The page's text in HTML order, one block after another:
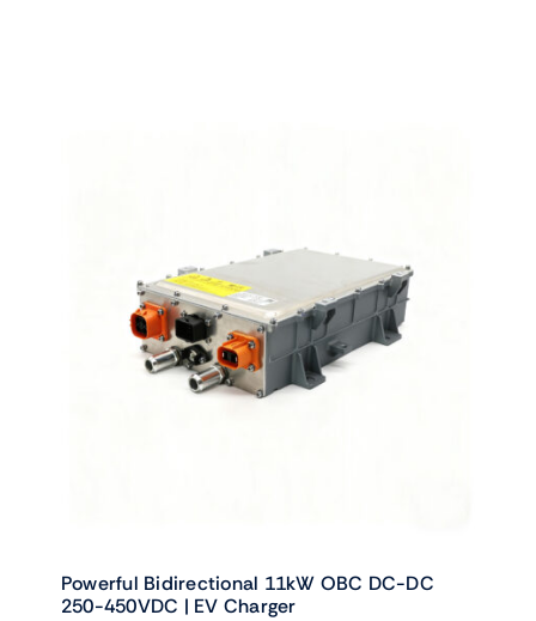
Powerful Bidirectional 11kW OBC DC-DC
250-450VDC | EV Charger